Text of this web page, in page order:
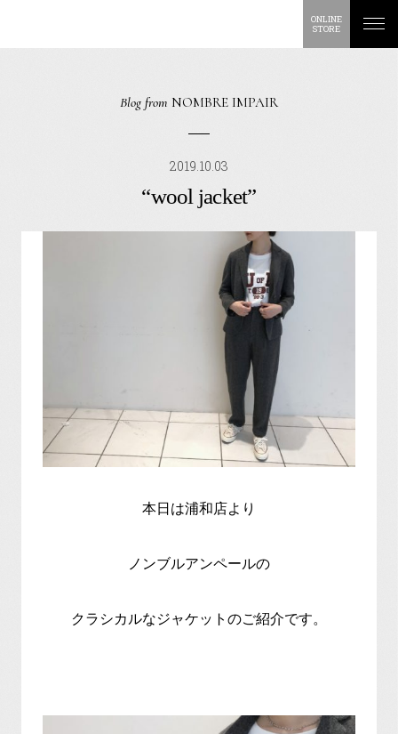
ONLINE
STORE
Blog from NOMBRE IMPAIR
2019.10.03
“wool jacket”
本日は浦和店より
ノンブルアンペールの
クラシカルなジャケットのご紹介です。